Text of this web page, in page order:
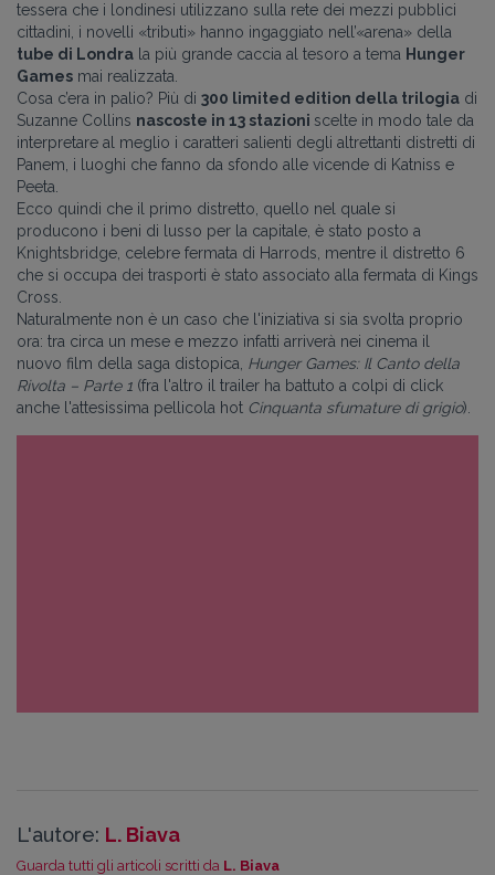
tessera che i londinesi utilizzano sulla rete dei mezzi pubblici
cittadini, i novelli «tributi» hanno ingaggiato nell’«arena» della
tube di Londra la più grande caccia al tesoro a tema Hunger
Games mai realizzata.
Cosa c’era in palio? Più di 300 limited edition della trilogia di
Suzanne Collins nascoste in 13 stazioni scelte in modo tale da
interpretare al meglio i caratteri salienti degli altrettanti distretti di
Panem, i luoghi che fanno da sfondo alle vicende di Katniss e
Peeta.
Ecco quindi che il primo distretto, quello nel quale si
producono i beni di lusso per la capitale, è stato posto a
Knightsbridge, celebre fermata di Harrods, mentre il distretto 6
che si occupa dei trasporti è stato associato alla fermata di Kings
Cross.
Naturalmente non è un caso che l'iniziativa si sia svolta proprio
ora: tra circa un mese e mezzo infatti arriverà nei cinema il
nuovo film della saga distopica, Hunger Games: Il Canto della
Rivolta – Parte 1 (fra l'altro il trailer ha battuto a colpi di click
anche l'attesissima pellicola hot Cinquanta sfumature di grigio).
L'autore: L. Biava
Guarda tutti gli articoli scritti da L. Biava